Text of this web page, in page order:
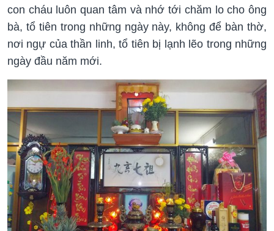
con cháu luôn quan tâm và nhớ tới chăm lo cho ông
bà, tổ tiên trong những ngày này, không để bàn thờ,
nơi ngự của thần linh, tổ tiên bị lạnh lẽo trong những
ngày đầu năm mới.